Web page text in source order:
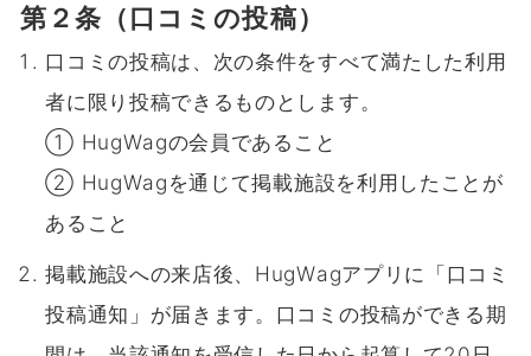
第２条（口コミの投稿）
口コミの投稿は、次の条件をすべて満たした利用
者に限り投稿できるものとします。
① HugWagの会員であること
② HugWagを通じて掲載施設を利用したことが
あること
掲載施設への来店後、HugWagアプリに「口コミ
投稿通知」が届きます。口コミの投稿ができる期